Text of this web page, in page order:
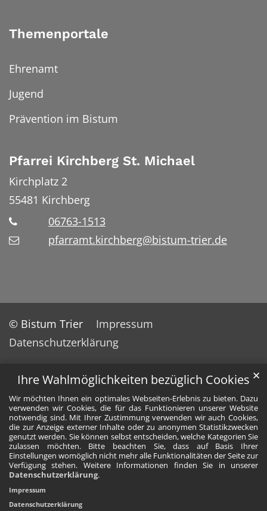
Ihre Wahlmöglichkeiten bezüglich Cookies
Wir möchten Ihnen ein optimales Webseiten-Erlebnis zu bieten. Dazu
verwenden wir Cookies, die für das Funktionieren unserer Website
notwendig sind. Mit Ihrer Zustimmung verwenden wir auch Cookies,
die zur Anzeige externer Inhalte oder zu anonymen Statistikzwecken
genutzt werden. Sie können selbst entscheiden, welche Kategorien Sie
zulassen möchten. Bitte beachten Sie, dass auf Basis Ihrer
Einstellungen womöglich nicht mehr alle Funktionalitäten der Seite zur
Verfügung stehen. Weitere Informationen finden Sie in unserer
Datenschutzerklärung.
✕
Impressum
Datenschutzerklärung
Themenportale
Ehrenamt
Jugend
Prävention im Bistum
Pfarrei Kirchberg St. Michael
Kirchplatz 2
55481 Kirchberg
06763-1513
pfarramt.kirchberg@bistum-trier.de
© Bistum Trier
Impressum
Datenschutzerklärung